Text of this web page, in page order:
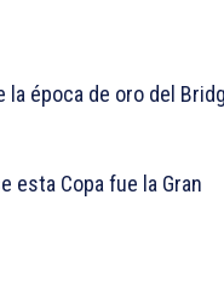
época de oro del
esta Copa fue la Gran